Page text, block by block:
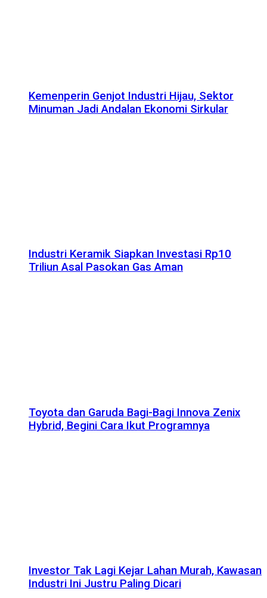
Kemenperin Genjot Industri Hijau, Sektor
Minuman Jadi Andalan Ekonomi Sirkular
Industri Keramik Siapkan Investasi Rp10
Triliun Asal Pasokan Gas Aman
Toyota dan Garuda Bagi-Bagi Innova Zenix
Hybrid, Begini Cara Ikut Programnya
Investor Tak Lagi Kejar Lahan Murah, Kawasan
Industri Ini Justru Paling Dicari